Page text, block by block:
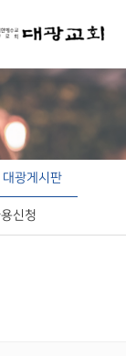
대광게시판
신청